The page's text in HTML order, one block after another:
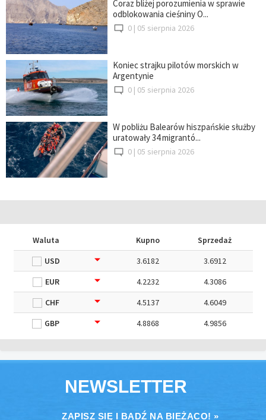
Coraz bliżej porozumienia w sprawie
odblokowania cieśniny O...
0 | 05 sierpnia 2026
Koniec strajku pilotów morskich w
Argentynie
0 | 05 sierpnia 2026
W pobliżu Balearów hiszpańskie służby
uratowały 34 migrantó...
0 | 05 sierpnia 2026
Waluta Kupno
Sprzedaż
USD
3.6182
3.6912
EUR
4.2232
4.3086
CHF
4.5137
4.6049
GBP
4.8868 4.9856
NEWSLETTER
ZAPISZ SIĘ I BĄDŹ NA BIEŻĄCO! »